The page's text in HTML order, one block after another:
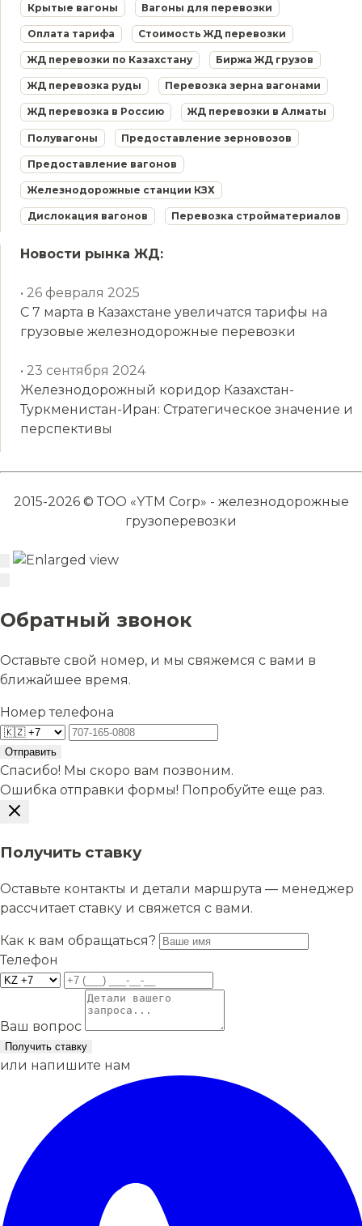
Крытые вагоны Вагоны для перевозки
Оплата тарифа Стоимость ЖД перевозки
ЖД перевозки по Казахстану Биржа ЖД грузов
ЖД перевозка руды Перевозка зерна вагонами
ЖД перевозка в Россию ЖД перевозки в Алматы
Полувагоны Предоставление зерновозов
Предоставление вагонов
Железнодорожные станции КЗХ
Дислокация вагонов Перевозка стройматериалов
Новости рынка ЖД:
• 26 февраля 2025
С 7 марта в Казахстане увеличатся тарифы на
грузовые железнодорожные перевозки
• 23 сентября 2024
Железнодорожный коридор Казахстан-
Туркменистан-Иран: Стратегическое значение и
перспективы
2015-2026 © ТОО «YTM Corp» - железнодорожные
грузоперевозки
Обратный звонок
Оставьте свой номер, и мы свяжемся с вами в
ближайшее время.
Номер телефона
Отправить
Спасибо! Мы скоро вам позвоним.
Ошибка отправки формы! Попробуйте еще раз.
Получить ставку
Оставьте контакты и детали маршрута — менеджер
рассчитает ставку и свяжется с вами.
Как к вам обращаться?
Телефон
Ваш вопрос
Получить ставку
или напишите нам